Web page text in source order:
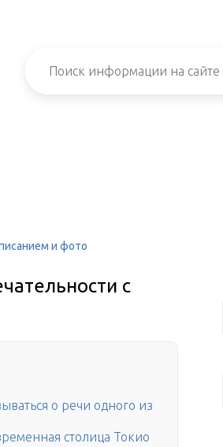
и фото
с
о речи одного из
столица Токио